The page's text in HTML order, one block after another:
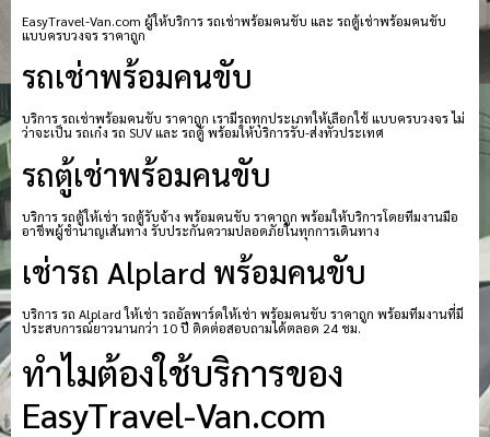
EasyTravel-Van.com ผู้ให้บริการ รถเช่าพร้อมคนขับ และ รถตู้เช่าพร้อมคนขับ
แบบครบวงจร ราคาถูก
รถเช่าพร้อมคนขับ
บริการ รถเช่าพร้อมคนขับ ราคาถูก เรามีรถทุกประเภทให้เลือกใช้ แบบครบวงจร ไม่
ว่าจะเป็น รถเก๋ง รถ SUV และ รถตู้ พร้อมให้บริการรับ-ส่งทั่วประเทศ
รถตู้เช่าพร้อมคนขับ
บริการ รถตู้ให้เช่า รถตู้รับจ้าง พร้อมคนขับ ราคาถูก พร้อมให้บริการโดยทีมงานมือ
อาชีพผู้ชำนาญเส้นทาง รับประกันความปลอดภัยในทุกการเดินทาง
เช่ารถ Alplard พร้อมคนขับ
บริการ รถ Alplard ให้เช่า รถอัลพาร์ดให้เช่า พร้อมคนขับ ราคาถูก พร้อมทีมงานที่มี
ประสบการณ์ยาวนานกว่า 10 ปี ติดต่อสอบถามได้ตลอด 24 ชม.
ทำไมต้องใช้บริการของ
EasyTravel-Van.com